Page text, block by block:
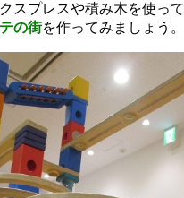
スプレスや積み木を使って
の街を作ってみましょう。